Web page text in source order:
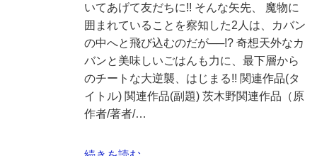
いてあげて友だちに!! そんな矢先、 魔物に
囲まれていることを察知した2人は、カバン
の中へと飛び込むのだが──!? 奇想天外なカ
バンと美味しいごはんも力に、最下層から
のチートな大逆襲、はじまる!! 関連作品(タ
イトル) 関連作品(副題) 茨木野関連作品（原
作者/著者/…